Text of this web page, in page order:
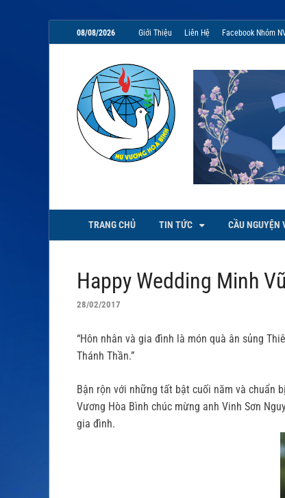
08/08/2026 Giới Thiệu Liên Hệ Facebook Nhóm
Nhóm Sinh Viên Nữ
TRANG CHỦ TIN TỨC CẦU NGUYỆN
Happy Wedding Minh
28/02/2017
“Hôn nhân và gia đình là món quà ân sủng
Thánh Thần.”
Bận rộn với những tất bật cuối năm và chuẩn
Vương Hòa Bình chúc mừng anh Vinh Sơn
gia đình.